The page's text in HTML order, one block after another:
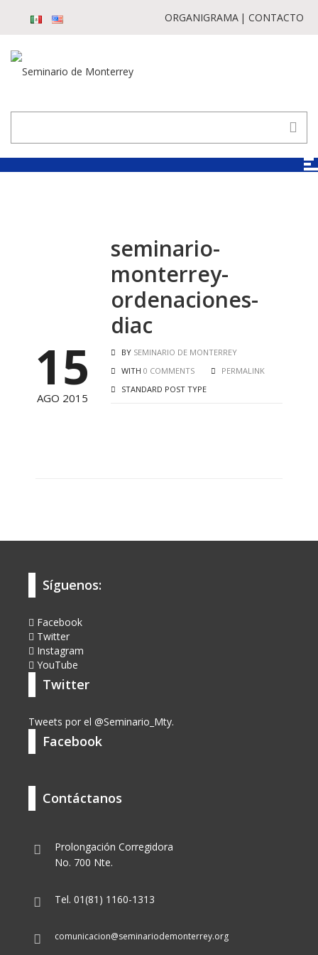
ORGANIGRAMA CONTACTO
15
AGO 2015
seminario-
monterrey-
ordenaciones-
diac
BY SEMINARIO DE MONTERREY
WITH 0 COMMENTS
PERMALINK
STANDARD POST TYPE
Síguenos:
Facebook
Twitter
Instagram
YouTube
Twitter
Tweets por el @Seminario_Mty.
Facebook
Contáctanos
Prolongación Corregidora
No. 700 Nte.
Tel. 01(81) 1160-1313
comunicacion@seminariodemonterrey.org